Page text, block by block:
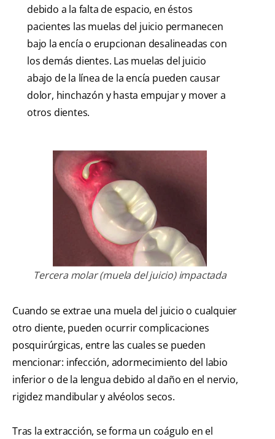
debido a la falta de espacio, en éstos
pacientes las muelas del juicio permanecen
bajo la encía o erupcionan desalineadas con
los demás dientes. Las muelas del juicio
abajo de la línea de la encía pueden causar
dolor, hinchazón y hasta empujar y mover a
otros dientes.
Tercera molar (muela del juicio) impactada
Cuando se extrae una muela del juicio o cualquier
otro diente, pueden ocurrir complicaciones
posquirúrgicas, entre las cuales se pueden
mencionar: infección, adormecimiento del labio
inferior o de la lengua debido al daño en el nervio,
rigidez mandibular y alvéolos secos.
Tras la extracción, se forma un coágulo en el